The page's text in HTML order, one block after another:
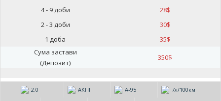
4 - 9 доби
28$
2 - 3 доби
30$
1 доба
35$
Сума застави
(Депозит)
350$
2.0 АКПП А-95 7л/100км